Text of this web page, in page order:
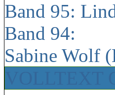
Band 95:
Band 94:
Sabine Wolf